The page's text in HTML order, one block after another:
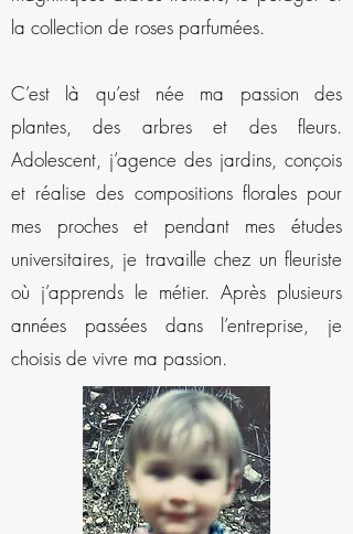
la collection de roses parfumées.
C’est là qu’est née ma passion des
plantes, des arbres et des fleurs.
Adolescent, j’agence des jardins, conçois
et réalise des compositions florales pour
mes proches et pendant mes études
universitaires, je travaille chez un fleuriste
où j’apprends le métier. Après plusieurs
années passées dans l’entreprise, je
choisis de vivre ma passion.